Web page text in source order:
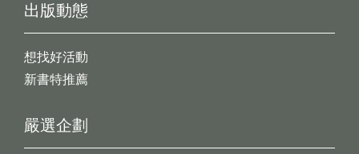
出版動態
想找好活動
新書特推薦
嚴選企劃